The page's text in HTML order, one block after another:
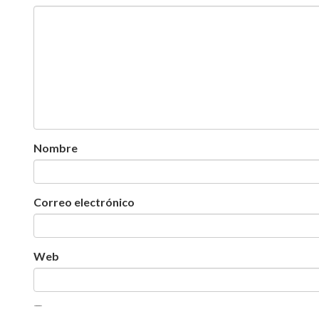
Nombre
Correo electrónico
Web